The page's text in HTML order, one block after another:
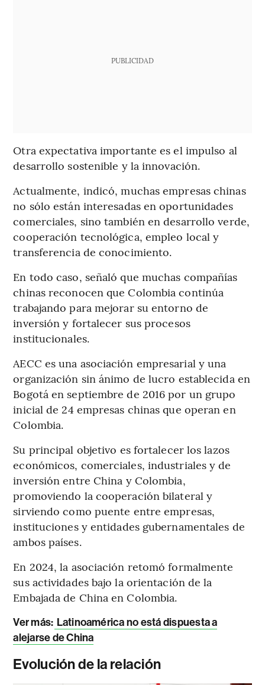
PUBLICIDAD
Otra expectativa importante es el impulso al
desarrollo sostenible y la innovación.
Actualmente, indicó, muchas empresas chinas
no sólo están interesadas en oportunidades
comerciales, sino también en desarrollo verde,
cooperación tecnológica, empleo local y
transferencia de conocimiento.
En todo caso, señaló que muchas compañías
chinas reconocen que Colombia continúa
trabajando para mejorar su entorno de
inversión y fortalecer sus procesos
institucionales.
AECC es una asociación empresarial y una
organización sin ánimo de lucro establecida en
Bogotá en septiembre de 2016 por un grupo
inicial de 24 empresas chinas que operan en
Colombia.
Su principal objetivo es fortalecer los lazos
económicos, comerciales, industriales y de
inversión entre China y Colombia,
promoviendo la cooperación bilateral y
sirviendo como puente entre empresas,
instituciones y entidades gubernamentales de
ambos países.
En 2024, la asociación retomó formalmente
sus actividades bajo la orientación de la
Embajada de China en Colombia.
Ver más: Latinoamérica no está dispuesta a
alejarse de China
Evolución de la relación